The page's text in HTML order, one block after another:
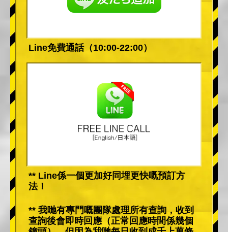
Line免費通話（10:00-22:00）
** Line係一個更加好同埋更快嘅預訂方
法！
** 我哋有專門嘅團隊處理所有查詢，收到
查詢後會即時回應（正常回應時間係幾個